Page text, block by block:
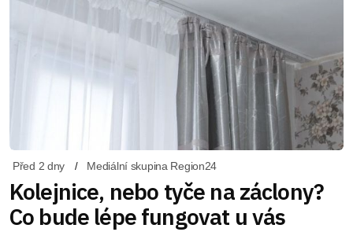
Před 2 dny Mediální skupina Region24
Kolejnice, nebo tyče na záclony?
Co bude lépe fungovat u vás